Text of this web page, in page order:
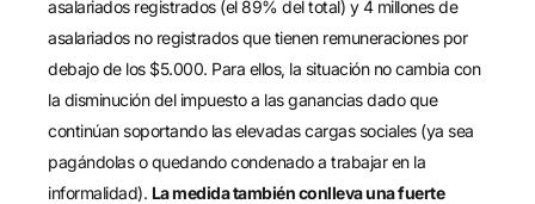
asalariados registrados (el 89% del total) y 4 millones de
asalariados no registrados que tienen remuneraciones por
debajo de los $5.000. Para ellos, la situación no cambia con
la disminución del impuesto a las ganancias dado que
continúan soportando las elevadas cargas sociales (ya sea
pagándolas o quedando condenado a trabajar en la
informalidad). La medida también conlleva una fuerte